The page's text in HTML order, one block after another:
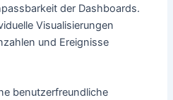
der Dashboards.
Visualisierungen
und Ereignisse
benutzerfreundliche